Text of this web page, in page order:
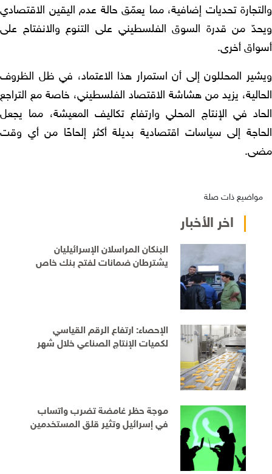
تحديات إضافية، مما يعمّق حالة عدم اليقين الاقتصادي
من قدرة السوق الفلسطيني على التنوع والانفتاح على
أخرى.
المحللون إلى أن استمرار هذا الاعتماد، في ظل الظروف
يزيد من هشاشة الاقتصاد الفلسطيني، خاصة مع التراجع
في الإنتاج المحلي وارتفاع تكاليف المعيشة، مما يجعل
إلى سياسات اقتصادية بديلة أكثر إلحاحًا من أي وقت
مواضيع ذات صلة
اخر الأخبار
البنكان المراسلان الإسرائيليان
يشترطان ضمانات لفتح بنك خاص
الإحصاء: ارتفاع الرقم القياسي
لكميات الإنتاج الصناعي خلال شهر
موجة حظر غامضة تضرب واتساب
في إسرائيل وتثير قلق المستخدمين